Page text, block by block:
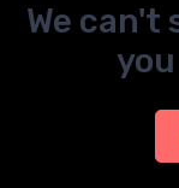
We can't